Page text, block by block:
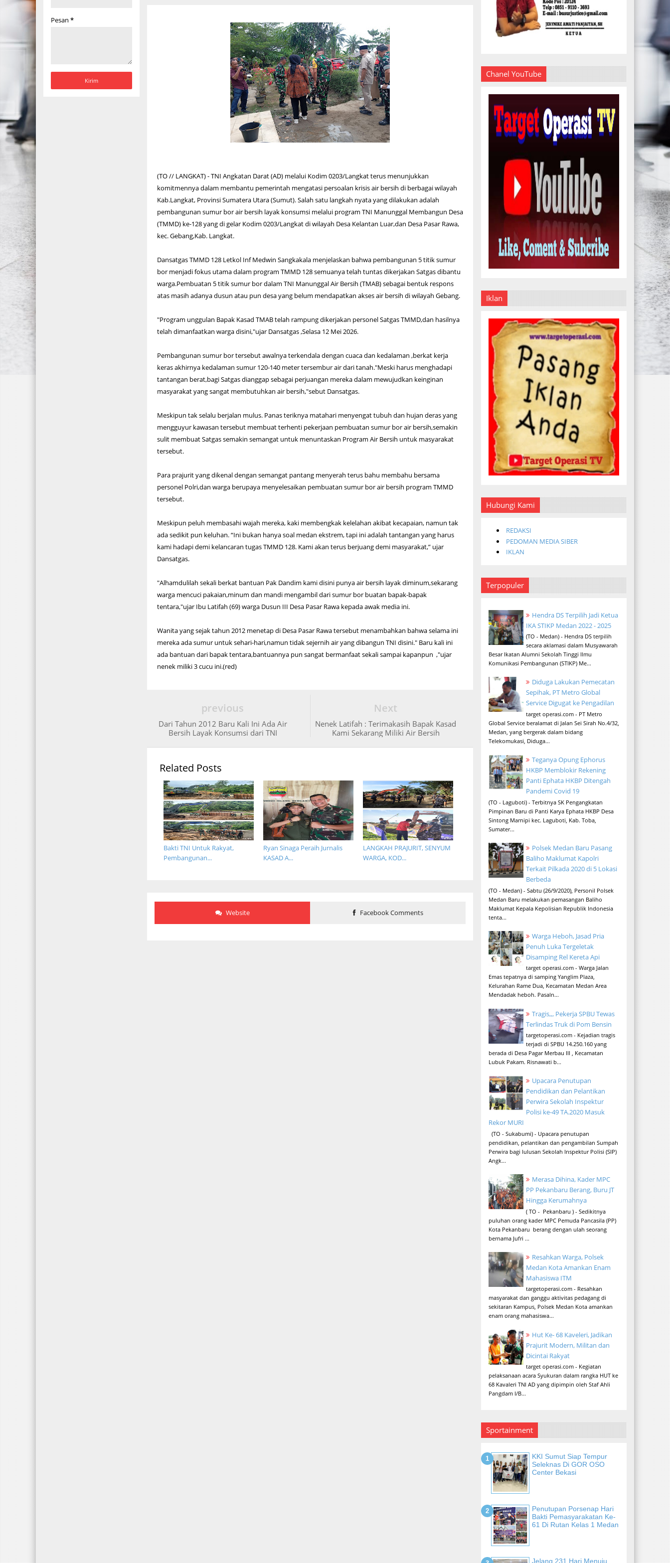
Pesan *
(TO // LANGKAT) - TNI Angkatan Darat (AD) melalui Kodim 0203/Langkat terus menunjukkan
komitmennya dalam membantu pemerintah mengatasi persoalan krisis air bersih di berbagai wilayah
Kab.Langkat, Provinsi Sumatera Utara (Sumut). Salah satu langkah nyata yang dilakukan adalah
pembangunan sumur bor air bersih layak konsumsi melalui program TNI Manunggal Membangun Desa
(TMMD) ke-128 yang di gelar Kodim 0203/Langkat di wilayah Desa Kelantan Luar,dan Desa Pasar Rawa,
kec. Gebang,Kab. Langkat.
Dansatgas TMMD 128 Letkol Inf Medwin Sangkakala menjelaskan bahwa pembangunan 5 titik sumur
bor menjadi fokus utama dalam program TMMD 128 semuanya telah tuntas dikerjakan Satgas dibantu
warga.Pembuatan 5 titik sumur bor dalam TNI Manunggal Air Bersih (TMAB) sebagai bentuk respons
atas masih adanya dusun atau pun desa yang belum mendapatkan akses air bersih di wilayah Gebang.
"Program unggulan Bapak Kasad TMAB telah rampung dikerjakan personel Satgas TMMD,dan hasilnya
telah dimanfaatkan warga disini,"ujar Dansatgas ,Selasa 12 Mei 2026.
Pembangunan sumur bor tersebut awalnya terkendala dengan cuaca dan kedalaman ,berkat kerja
keras akhirnya kedalaman sumur 120-140 meter tersembur air dari tanah."Meski harus menghadapi
tantangan berat,bagi Satgas dianggap sebagai perjuangan mereka dalam mewujudkan keinginan
masyarakat yang sangat membutuhkan air bersih,"sebut Dansatgas.
Meskipun tak selalu berjalan mulus. Panas teriknya matahari menyengat tubuh dan hujan deras yang
mengguyur kawasan tersebut membuat terhenti pekerjaan pembuatan sumur bor air bersih,semakin
sulit membuat Satgas semakin semangat untuk menuntaskan Program Air Bersih untuk masyarakat
tersebut.
Para prajurit yang dikenal dengan semangat pantang menyerah terus bahu membahu bersama
personel Polri,dan warga berupaya menyelesaikan pembuatan sumur bor air bersih program TMMD
tersebut.
Meskipun peluh membasahi wajah mereka, kaki membengkak kelelahan akibat kecapaian, namun tak
ada sedikit pun keluhan. “Ini bukan hanya soal medan ekstrem, tapi ini adalah tantangan yang harus
kami hadapi demi kelancaran tugas TMMD 128. Kami akan terus berjuang demi masyarakat,” ujar
Dansatgas.
"Alhamdulilah sekali berkat bantuan Pak Dandim kami disini punya air bersih layak diminum,sekarang
warga mencuci pakaian,minum dan mandi mengambil dari sumur bor buatan bapak-bapak
tentara,"ujar Ibu Latifah (69) warga Dusun III Desa Pasar Rawa kepada awak media ini.
Wanita yang sejak tahun 2012 menetap di Desa Pasar Rawa tersebut menambahkan bahwa selama ini
mereka ada sumur untuk sehari-hari,namun tidak sejernih air yang dibangun TNI disini." Baru kali ini
ada bantuan dari bapak tentara,bantuannya pun sangat bermanfaat sekali sampai kapanpun ,"ujar
nenek miliki 3 cucu ini.(red)
Next
Nenek Latifah : Terimakasih Bapak Kasad
Kami Sekarang Miliki Air Bersih
previous
Dari Tahun 2012 Baru Kali Ini Ada Air
Bersih Layak Konsumsi dari TNI
Related Posts
LANGKAH PRAJURIT, SENYUM
WARGA, KOD...
Ryan Sinaga Peraih Jurnalis
KASAD A...
Bakti TNI Untuk Rakyat,
Pembangunan...
Website Facebook Comments
Chanel YouTube
Iklan
Hubungi Kami
REDAKSI
PEDOMAN MEDIA SIBER
IKLAN
Terpopuler
Hendra DS Terpilih Jadi Ketua
IKA STIKP Medan 2022 - 2025
(TO - Medan) - Hendra DS terpilih
secara aklamasi dalam Musyawarah
Besar Ikatan Alumni Sekolah Tinggi Ilmu
Komunikasi Pembangunan (STIKP) Me...
Diduga Lakukan Pemecatan
Sepihak, PT Metro Global
Service Digugat ke Pengadilan
target operasi.com - PT Metro
Global Service beralamat di Jalan Sei Sirah No.4/32,
Medan, yang bergerak dalam bidang
Telekomukasi, Diduga...
Teganya Opung Ephorus
HKBP Memblokir Rekening
Panti Ephata HKBP Ditengah
Pandemi Covid 19
(TO - Laguboti) - Terbitnya SK Pengangkatan
Pimpinan Baru di Panti Karya Ephata HKBP Desa
Sintong Marnipi kec. Laguboti, Kab. Toba,
Sumater...
Polsek Medan Baru Pasang
Baliho Maklumat Kapolri
Terkait Pilkada 2020 di 5 Lokasi
Berbeda
(TO - Medan) - Sabtu (26/9/2020), Personil Polsek
Medan Baru melakukan pemasangan Baliho
Maklumat Kepala Kepolisian Republik Indonesia
tenta...
Warga Heboh, Jasad Pria
Penuh Luka Tergeletak
Disamping Rel Kereta Api
target operasi.com - Warga Jalan
Emas tepatnya di samping Yanglim Plaza,
Kelurahan Rame Dua, Kecamatan Medan Area
Mendadak heboh. Pasaln...
Tragis,,, Pekerja SPBU Tewas
Terlindas Truk di Pom Bensin
targetoperasi.com - Kejadian tragis
terjadi di SPBU 14.250.160 yang
berada di Desa Pagar Merbau III , Kecamatan
Lubuk Pakam. Risnawati b...
Upacara Penutupan
Pendidikan dan Pelantikan
Perwira Sekolah Inspektur
Polisi ke-49 TA.2020 Masuk
Rekor MURI
(TO - Sukabumi) - Upacara penutupan
pendidikan, pelantikan dan pengambilan Sumpah
Perwira bagi lulusan Sekolah Inspektur Polisi (SIP)
Angk...
Merasa Dihina, Kader MPC
PP Pekanbaru Berang, Buru JT
Hingga Kerumahnya
( TO - Pekanbaru ) - Sedikitnya
puluhan orang kader MPC Pemuda Pancasila (PP)
Kota Pekanbaru berang dengan ulah seorang
bernama Jufri ...
Resahkan Warga, Polsek
Medan Kota Amankan Enam
Mahasiswa ITM
targetoperasi.com - Resahkan
masyarakat dan ganggu aktivitas pedagang di
sekitaran Kampus, Polsek Medan Kota amankan
enam orang mahasiswa...
Hut Ke- 68 Kaveleri, Jadikan
Prajurit Modern, Militan dan
Dicintai Rakyat
target operasi.com - Kegiatan
pelaksanaan acara Syukuran dalam rangka HUT ke
68 Kavaleri TNI AD yang dipimpin oleh Staf Ahli
Pangdam I/B...
Sportainment
KKI Sumut Siap Tempur
Seleknas Di GOR OSO
Center Bekasi
Penutupan Porsenap Hari
Bakti Pemasyarakatan Ke-
61 Di Rutan Kelas 1 Medan
Jelang 231 Hari Menuju